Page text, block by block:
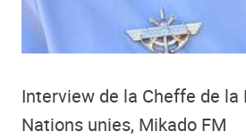
Interview de la Cheffe de la
Nations unies, Mikado FM